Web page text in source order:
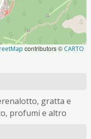
contributors © CARTO
gratta e
profumi e altro